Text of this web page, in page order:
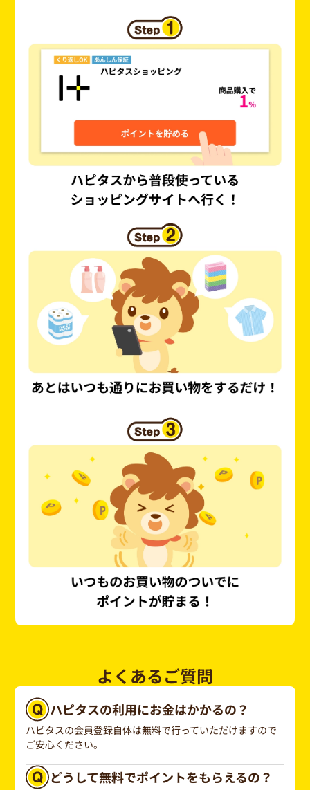
よくあるご質問
ハピタスの利用にお金はかかるの？
ハピタスの会員登録自体は無料で行っていただけますので
ご安心ください。
どうして無料でポイントをもらえるの？